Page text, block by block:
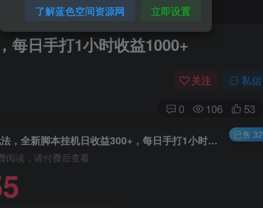
每日手打1小时收益1000+
关注 私信
0 106 53
全网独家玩法，全新脚本挂机日收益300+，每日手打1小时收益1000+
阅读，请付费后查看
已售 32
了解蓝色空间资源网 立即设置